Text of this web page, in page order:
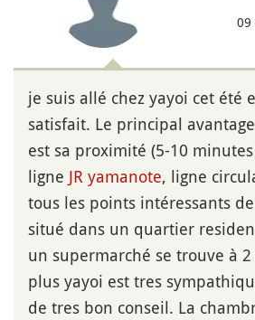
09
je suis allé chez yayoi cet été
satisfait. Le principal
est sa proximité (5-10
ligne JR yamanote, ligne
tous les points intéressants
situé dans un quartier
un supermarché se trouve à
plus yayoi est tres
de tres bon conseil. La